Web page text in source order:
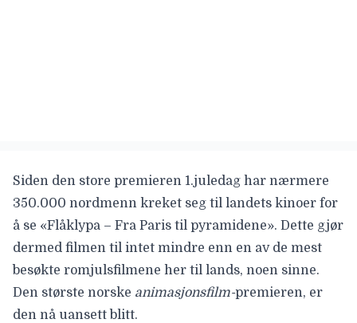
Siden den store premieren 1.juledag har nærmere
350.000 nordmenn kreket seg til landets kinoer for
å se «Flåklypa – Fra Paris til pyramidene». Dette gjør
dermed filmen til intet mindre enn en av de mest
besøkte romjulsfilmene her til lands, noen sinne.
Den største norske animasjonsfilm-premieren, er
den nå uansett blitt.